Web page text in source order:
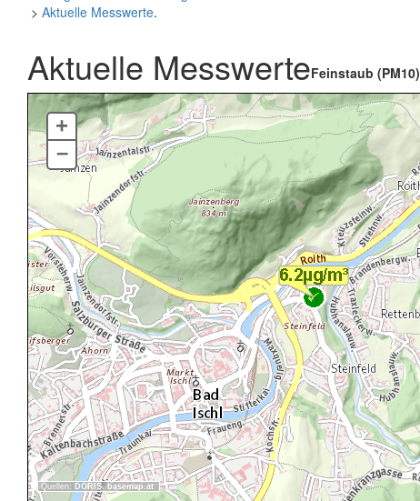
> Aktuelle Messwerte.
Aktuelle MesswerteFeinstaub (PM10)
Quellen: DORIS, basemap.at
+
–